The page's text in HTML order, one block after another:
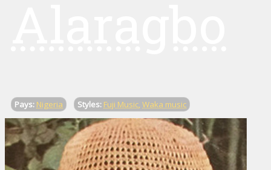
Pays: Nigeria Styles: Fuji Music,Waka music